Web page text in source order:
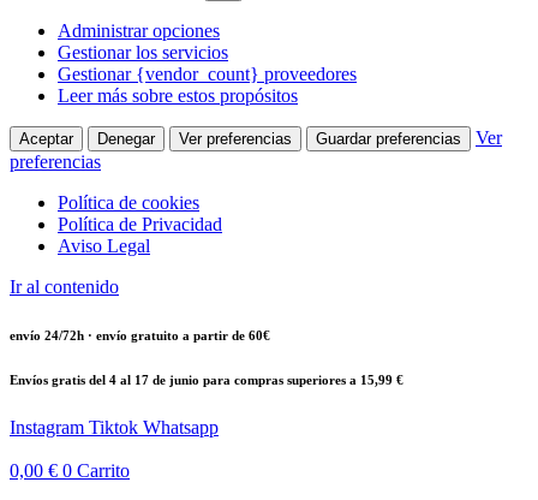
Administrar opciones
Gestionar los servicios
Gestionar {vendor_count} proveedores
Leer más sobre estos propósitos
Aceptar Denegar Ver preferencias Guardar preferencias
Ver
preferencias
Política de cookies
Política de Privacidad
Aviso Legal
Ir al contenido
envío 24/72h · envío gratuito a partir de 60€
Envíos gratis del 4 al 17 de junio para compras superiores a 15,99 €
Instagram Tiktok Whatsapp
0,00 € 0 Carrito